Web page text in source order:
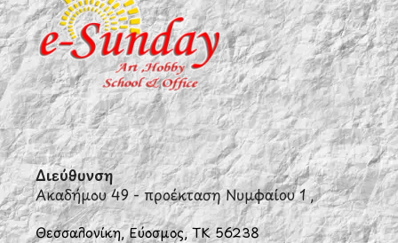
Διεύθυνση
Ακαδήμου 49 - προέκταση Νυμφαίου 1 ,
Θεσσαλονίκη, Εύοσμος, ΤΚ 56238